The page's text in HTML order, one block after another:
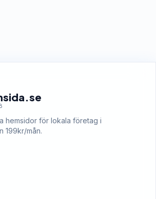
hemsidor för lokala företag i
199kr/mån.